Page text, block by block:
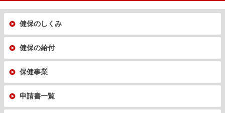
健保のしくみ
健保の給付
保健事業
申請書一覧